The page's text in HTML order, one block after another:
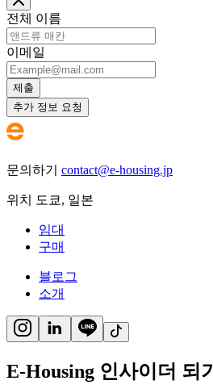
전체 이름
이메일
제출
추가 정보 요청
문의하기 contact@e-housing.jp
위치 도쿄, 일본
임대
구매
블로그
소개
E-Housing 인사이더 되기